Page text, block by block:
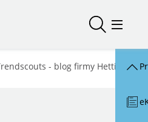
Otwórz/
- blog firmy Hettich